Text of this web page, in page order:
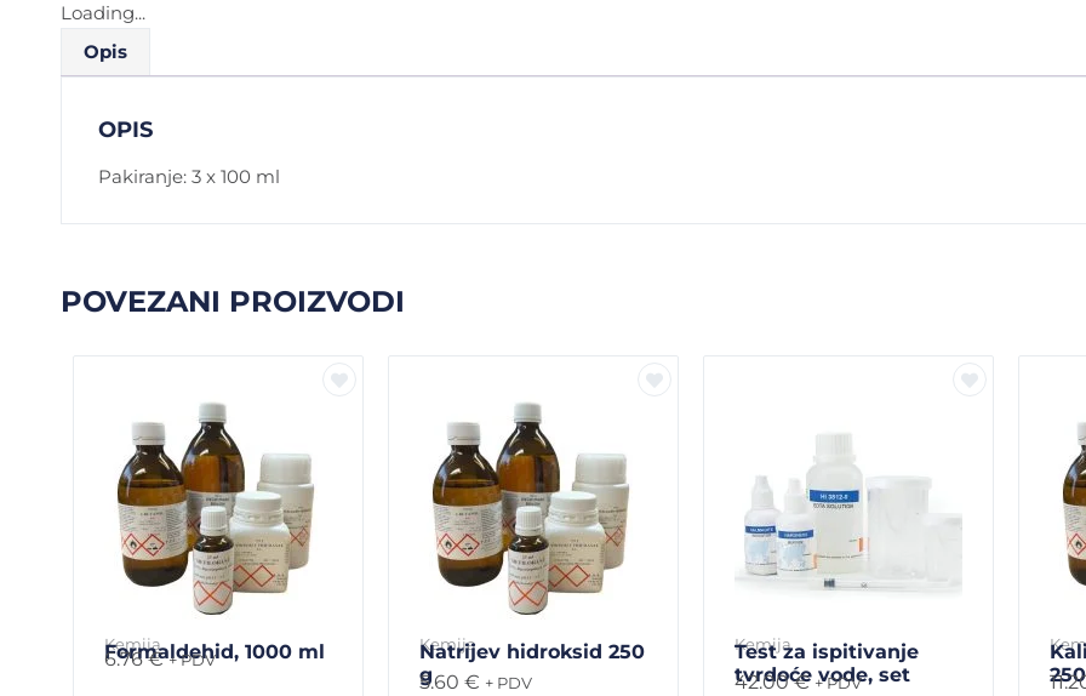
Loading...
Opis
OPIS
Pakiranje: 3 x 100 ml
POVEZANI PROIZVODI
Kemija
Formaldehid, 1000 ml
6.76€ + PDV
Kemija
Natrijev hidroksid 250
g
5.60 € + PDV
Kemija
Test za ispitivanje
tvrdoće vode, set
42.00€ + PDV